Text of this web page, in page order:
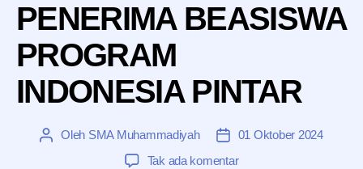
PENERIMA BEASISWA
PROGRAM
INDONESIA PINTAR
Penulis
Oleh SMA Muhammadiyah
Tanggal
artikel
01 Oktober 2024
Tak ada komentarpada